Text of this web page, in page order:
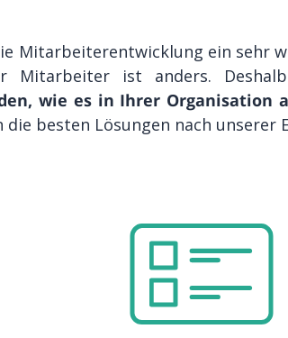
Mitarbeiterentwicklung ein sehr
Mitarbeiter ist anders.
wie es in Ihrer Organisation
besten Lösungen nach unserer